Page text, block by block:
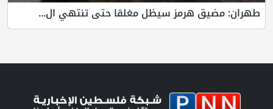
طهران: مضيق هرمز سيظل مغلقا حتى تنتهي ال...